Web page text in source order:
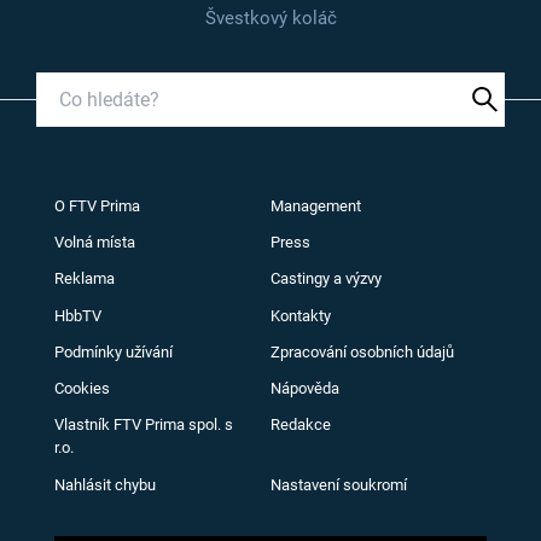
Švestkový koláč
O FTV Prima Management
Volná místa Press
Reklama Castingy a výzvy
HbbTV Kontakty
Podmínky užívání Zpracování osobních údajů
Cookies Nápověda
Vlastník FTV Prima spol. s
r.o.
Redakce
Nahlásit chybu Nastavení soukromí